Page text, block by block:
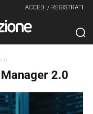
ACCEDI / REGISTRATI
2.0